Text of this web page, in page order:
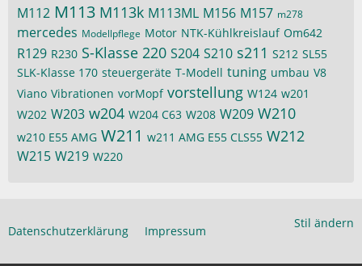
M112 M113 M113k M113ML M156 M157 m278
mercedes Modellpflege Motor NTK-Kühlkreislauf Om642
R129 R230 S-Klasse 220 S204 S210 s211 S212 SL55
SLK-Klasse 170 steuergeräte T-Modell tuning umbau V8
Viano Vibrationen vorMopf vorstellung W124 w201
W202 W203 w204 W204 C63 W208 W209 W210
w210 E55 AMG W211 w211 AMG E55 CLS55 W212
W215 W219 W220
Stil ändern
Datenschutzerklärung Impressum